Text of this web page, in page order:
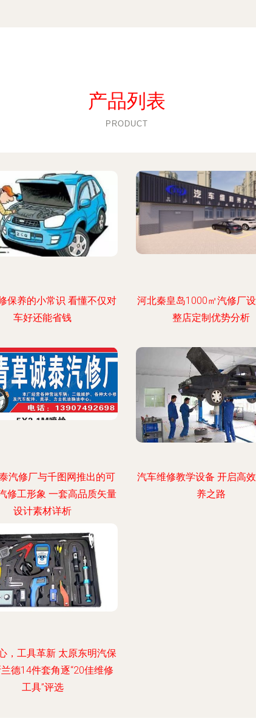
产品列表
PRODUCT
保养的小常识 看懂不仅对
车好还能省钱
河北秦皇岛1000㎡汽修厂
整店定制优势分析
汽修厂与千图网推出的可
修工形象 一套高品质矢量
设计素材详析
汽车维修教学设备 开启高
养之路
，工具革新 太原东明汽保
德14件套角逐“20佳维修
工具”评选